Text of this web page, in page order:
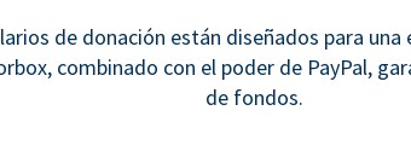
de donación están diseñados para una
combinado con el poder de PayPal,
de fondos.